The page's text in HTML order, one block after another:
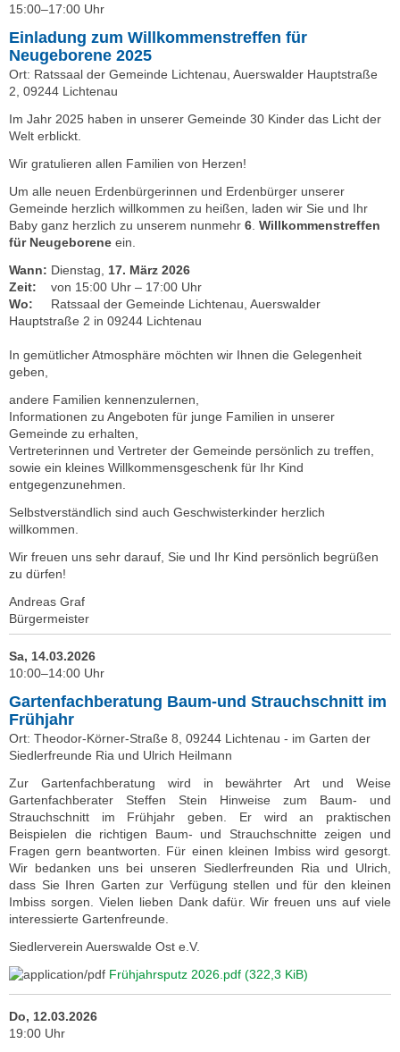
15:00–17:00 Uhr
Einladung zum Willkommenstreffen für
Neugeborene 2025
Ort: Ratssaal der Gemeinde Lichtenau, Auerswalder Hauptstraße
2, 09244 Lichtenau
Im Jahr 2025 haben in unserer Gemeinde 30 Kinder das Licht der
Welt erblickt.
Wir gratulieren allen Familien von Herzen!
Um alle neuen Erdenbürgerinnen und Erdenbürger unserer
Gemeinde herzlich willkommen zu heißen, laden wir Sie und Ihr
Baby ganz herzlich zu unserem nunmehr 6 Willkommenstreffen
für Neugeborene ein.
Wann: Dienstag, 17. März 2026
Zeit: von 15:00 Uhr – 17:00 Uhr
Wo:
Ratssaal der Gemeinde Lichtenau, Auerswalder
Hauptstraße 2 in 09244 Lichtenau
In gemütlicher Atmosphäre möchten wir Ihnen die Gelegenheit
geben,
andere Familien kennenzulernen,
Informationen zu Angeboten für junge Familien in unserer
Gemeinde zu erhalten,
Vertreterinnen und Vertreter der Gemeinde persönlich zu treffen,
sowie ein kleines Willkommensgeschenk für Ihr Kind
entgegenzunehmen.
Selbstverständlich sind auch Geschwisterkinder herzlich
willkommen.
Wir freuen uns sehr darauf, Sie und Ihr Kind persönlich begrüßen
zu dürfen!
Andreas Graf
Bürgermeister
Sa, 14.03.2026
10:00–14:00 Uhr
Gartenfachberatung Baum-und Strauchschnitt im
Frühjahr
Ort: Theodor-Körner-Straße 8, 09244 Lichtenau - im Garten der
Siedlerfreunde Ria und Ulrich Heilmann
Zur Gartenfachberatung wird in bewährter Art und Weise
Gartenfachberater Steffen Stein Hinweise zum Baum- und
Strauchschnitt im Frühjahr geben. Er wird an praktischen
Beispielen die richtigen Baum- und Strauchschnitte zeigen und
Fragen gern beantworten. Für einen kleinen Imbiss wird gesorgt.
Wir bedanken uns bei unseren Siedlerfreunden Ria und Ulrich,
dass Sie Ihren Garten zur Verfügung stellen und für den kleinen
Imbiss sorgen. Vielen lieben Dank dafür. Wir freuen uns auf viele
interessierte Gartenfreunde.
Siedlerverein Auerswalde Ost e.V.
Frühjahrsputz 2026.pdf (322,3 KiB)
Do, 12.03.2026
19:00 Uhr